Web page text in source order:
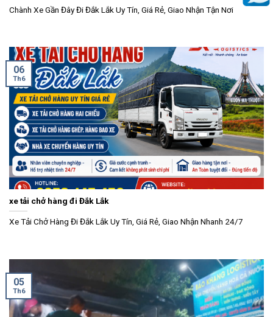
Chành Xe Gần Đây Đi Đắk Lắk Uy Tín, Giá Rẻ, Giao Nhận Tận Nơi
xe tải chở hàng đi Đắk Lắk
Xe Tải Chở Hàng Đi Đắk Lắk Uy Tín, Giá Rẻ, Giao Nhận Nhanh 24/7
06
Th6
05
Th6